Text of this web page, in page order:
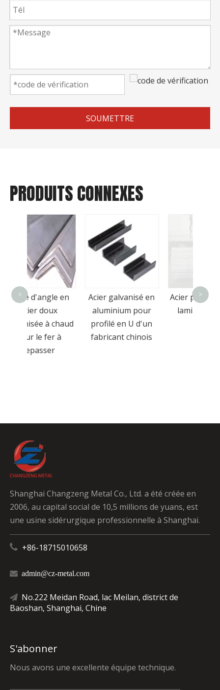
SOUMETTRE
PRODUITS CONNEXES
en
Acier galvanisé en
aluminium pour
profilé en U d'un
fabricant chinois
Acier plat de coupe
laminé à chaud
< >
Shanghai Changzeng Metal Co., Ltd. a été créée en
2006, au capital social de 10,5 millions de yuans, est
une usine sidérurgique professionnelle à Shanghai.
 +86-18715010658
 admin@cz-metal.com
 No.222 Meidan Road, lac Meilan, district de
Baoshan, Shanghai, Chine
S'abonner
Nous avons une excellente équipe technique.